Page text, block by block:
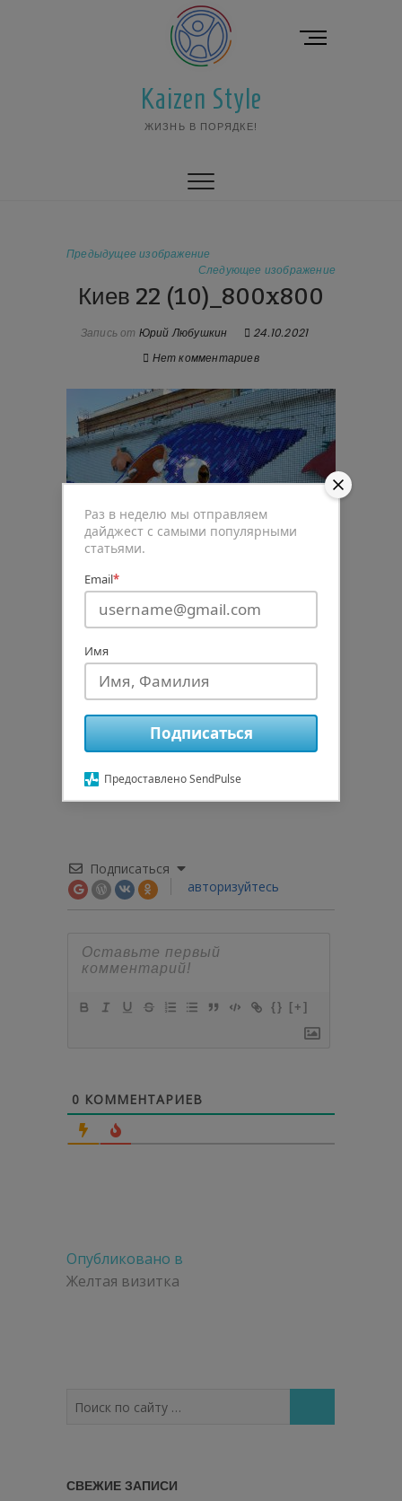
Kaizen Style
ЖИЗНЬ В ПОРЯДКЕ!
К
Предыдущее изображение
Следующее изображение
Киев 22 (10)_800x800
Запись от Юрий Любушкин
24.10.2021
Нет комментариев
0
Подписаться
авторизуйтесь
{} [+]
0 КОММЕНТАРИЕВ
Навигация
по
Опубликовано в
Желтая визитка
по
СВЕЖИЕ ЗАПИСИ
Раз в неделю мы отправляем
дайджест с самыми популярными
статьями.
Email*
Имя
Подписаться
Предоставлено SendPulse